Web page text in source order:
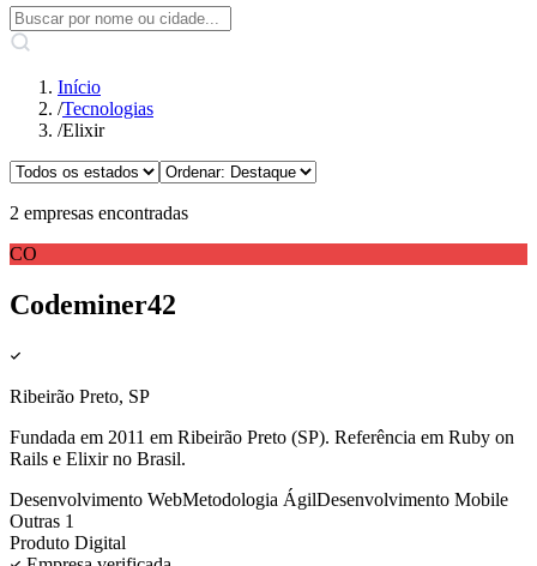
Início
/Tecnologias
/Elixir
2 empresas encontradas
CO
Codeminer42
Ribeirão Preto, SP
Fundada em 2011 em Ribeirão Preto (SP). Referência em Ruby on
Rails e Elixir no Brasil.
Desenvolvimento WebMetodologia ÁgilDesenvolvimento Mobile
Outras 1
Produto Digital